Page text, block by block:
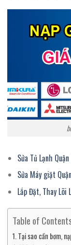
Sửa Tủ Lạnh
Sửa Máy giặt
Lắp Đặt, Thay Lõi
Table of
Tại sao cần bơm,